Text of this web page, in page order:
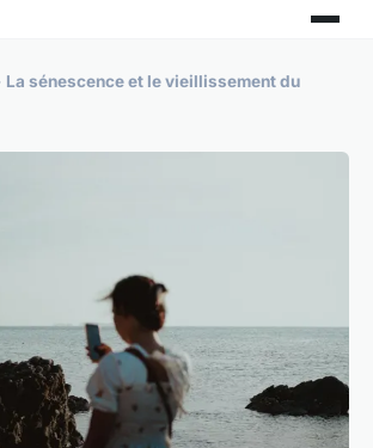
La sénescence et le vieillissement du